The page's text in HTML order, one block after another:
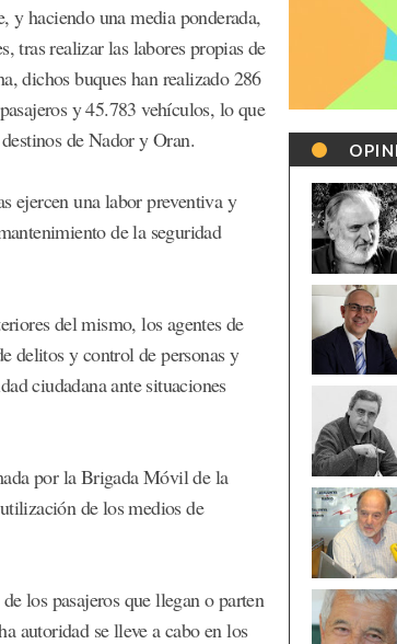
y haciendo una media ponderada,
tras realizar las labores propias de
dichos buques han realizado 286
y 45.783 vehículos, lo que
de Nador y Oran.
ejercen una labor preventiva y
de la seguridad
del mismo, los agentes de
delitos y control de personas y
ciudadana ante situaciones
por la Brigada Móvil de la
de los medios de
los pasajeros que llegan o parten
autoridad se lleve a cabo en los